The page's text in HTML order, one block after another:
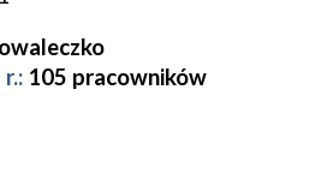
105 pracowników